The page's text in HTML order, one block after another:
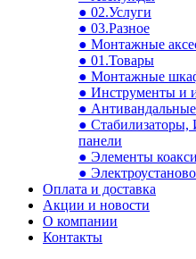
● 02.Услуги
● 03.Разное
● Монтажные
● 01.Товары
● Монтажные
● Инструменты и
●
● Стабилизаторы,
панели
● Элементы
●
Оплата и доставка
Акции и новости
О компании
Контакты